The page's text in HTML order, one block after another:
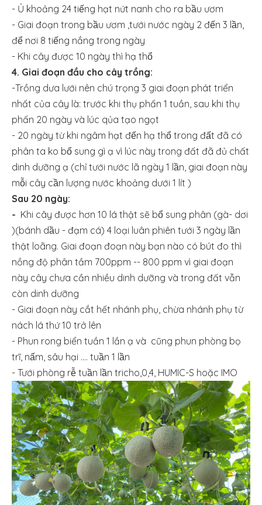
- Ủ khoảng 24 tiếng hạt nứt nanh cho ra bầu ươm
- Giai đoạn trong bầu ươm ,tưới nước ngày 2 đến 3 lần,
để nơi 8 tiếng nắng trong ngày
- Khi cây được 10 ngày thì hạ thổ
4. Giai đoạn đầu cho cây trồng:
-Trồng dưa lưới nên chú trọng 3 giai đoạn phát triển
nhất của cây là: trước khi thụ phấn 1 tuần, sau khi thụ
phấn 20 ngày và lúc qủa tạo ngọt
- 20 ngày từ khi ngâm hạt đến hạ thổ trong đất đã có
phân ta ko bổ sung gì ạ vì lúc này trong đất đã đủ chất
dinh dưỡng ạ (chỉ tưới nước lã ngày 1 lần, giai đoạn này
mỗi cây cần lượng nước khoảng dưới 1 lít )
Sau 20 ngày:
- Khi cây được hơn 10 lá thật sẽ bổ sung phân (gà- dơi
)(bánh dầu - đạm cá) 4 loại luân phiên tưới 3 ngày lần
thật loãng. Giai đoạn đoạn này bạn nào có bút đo thì
nồng độ phân tầm 700ppm -- 800 ppm vì giai đoạn
này cây chưa cần nhiều dinh dưỡng và trong đất vẫn
còn dinh dưỡng
- Giai đoạn này cắt hết nhánh phụ, chừa nhánh phụ từ
nách lá thứ 10 trở lên
- Phun rong biển tuần 1 lần ạ và cũng phun phòng bọ
trĩ, nấm, sâu hại .... tuần 1 lần
- Tưới phòng rễ tuần lần tricho,0,4, HUMIC-S hoặc IMO